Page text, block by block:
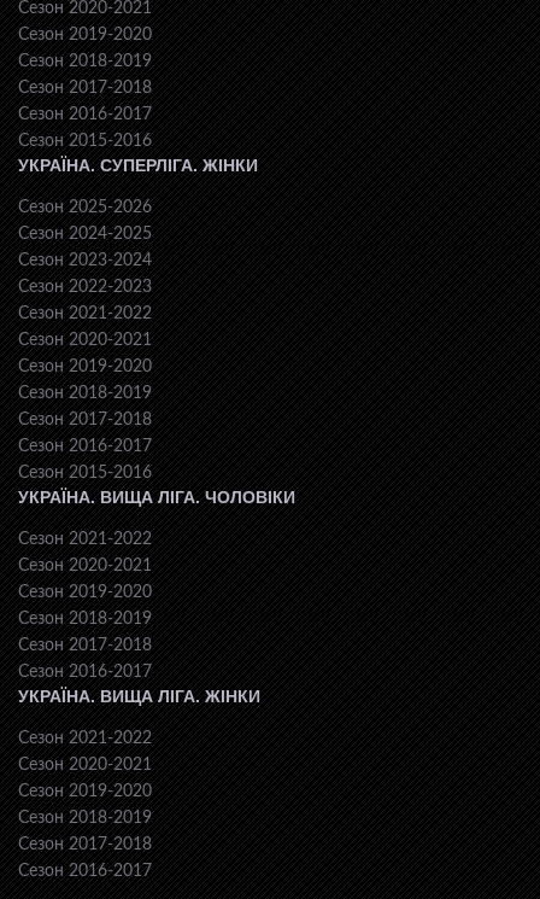
Сезон 2020-2021
Сезон 2019-2020
Сезон 2018-2019
Сезон 2017-2018
Сезон 2016-2017
Сезон 2015-2016
УКРАЇНА. СУПЕРЛІГА. ЖІНКИ
Сезон 2025-2026
Сезон 2024-2025
Сезон 2023-2024
Сезон 2022-2023
Сезон 2021-2022
Сезон 2020-2021
Сезон 2019-2020
Сезон 2018-2019
Сезон 2017-2018
Сезон 2016-2017
Сезон 2015-2016
УКРАЇНА. ВИЩА ЛІГА. ЧОЛОВІКИ
Сезон 2021-2022
Сезон 2020-2021
Сезон 2019-2020
Сезон 2018-2019
Сезон 2017-2018
Сезон 2016-2017
УКРАЇНА. ВИЩА ЛІГА. ЖІНКИ
Сезон 2021-2022
Сезон 2020-2021
Сезон 2019-2020
Сезон 2018-2019
Сезон 2017-2018
Сезон 2016-2017